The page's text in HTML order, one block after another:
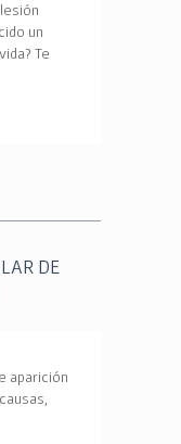
un
Te
DE
aparición